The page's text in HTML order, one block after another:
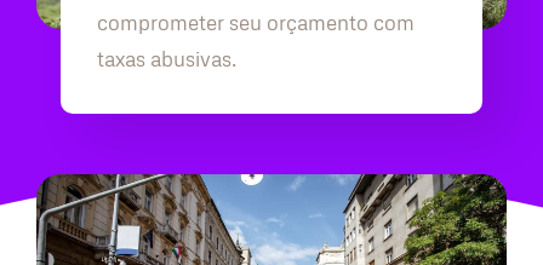
comprometer seu orçamento com
taxas abusivas.